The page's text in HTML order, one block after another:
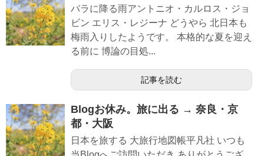
バラに降る雨アントニオ・カルロス・ジョ
ビン エリス・レジーナ どうやら 北日本も
梅雨入りしたようです。 本格的な夏を迎え
る前に 博論の目処...
記事を読む
Blogお休み。旅に出る → 奈良・京
都・大阪
日本を旅する 大旅行地図帳平凡社 いつも